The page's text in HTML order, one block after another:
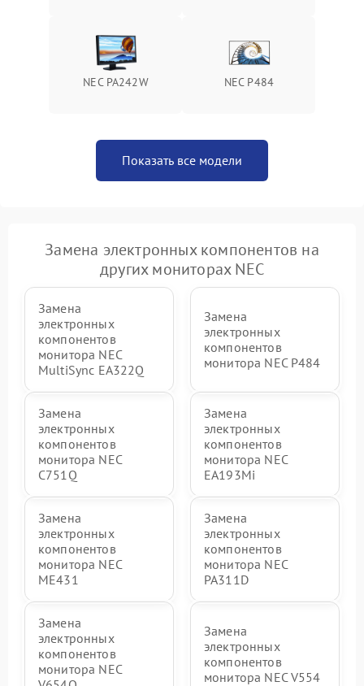
Поломка системы защиты
Подробнее →
NEC PA242W NEC P484
Показать все модели
Замена электронных компонентов на
других мониторах NEC
Замена
электронных
компонентов
монитора NEC
MultiSync EA322Q
Замена
электронных
компонентов
монитора NEC P484
Замена
электронных
компонентов
монитора NEC
C751Q
Замена
электронных
компонентов
монитора NEC
EA193Mi
Замена
электронных
компонентов
монитора NEC
ME431
Замена
электронных
компонентов
монитора NEC
PA311D
Замена
электронных
компонентов
монитора NEC
Замена
электронных
компонентов
монитора NEC V554